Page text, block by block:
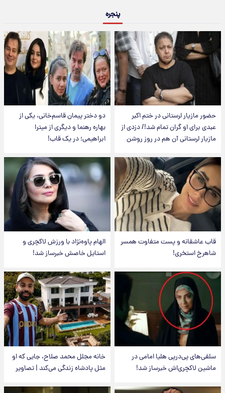
پنجره
حضور مازیار لرستانی در ختم اکبر
عبدی برای او گران تمام شد!/ دزدی از
مازیار لرستانی آن هم در روز روشن
دو دختر پیمان قاسم‌خانی، یکی از
بهاره رهنما و دیگری از میترا
ابراهیمی؛ در یک قاب!
قاب عاشقانه و پست متفاوت همسر
شاهرخ استخری!
الهام پاوه‌نژاد با ورزش لاکچری و
استایل خاصش خبرساز شد!
سلفی‌های پی‌درپی هلیا امامی در
ماشین لاکچری‌اش خبرساز شد!
خانه مجلل محمد صلاح، جایی که او
مثل پادشاه زندگی می‌کند | تصاویر